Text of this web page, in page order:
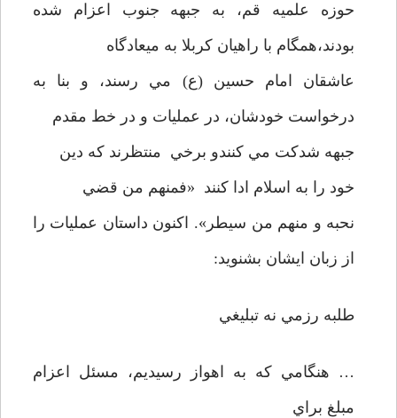
حوزه علميه قم، به جبهه جنوب اعزام شده
بودند،همگام با راهيان کربلا به ميعادگاه
عاشقان امام حسين (ع) مي رسند، و بنا به
درخواست خودشان، در عمليات و در خط مقدم
جبهه شدکت مي کنندو برخي منتظرند که دين
خود را به اسلام ادا کنند «فمنهم من قضي
نحبه و منهم من سيطر». اکنون داستان عمليات را
از زبان ايشان بشنويد:
طلبه رزمي نه تبليغي
… هنگامي که به اهواز رسيديم، مسئل اعزام
مبلغ براي